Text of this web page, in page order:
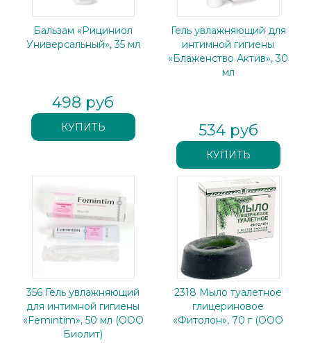
Бальзам «Рициниол
Универсальный», 35 мл
498 руб
Гель увлажняющий для
интимной гигиены
«Блаженство Актив», 30
мл
534 руб
356 Гель увлажняющий
для интимной гигиены
«Femintim», 50 мл (ООО
Биолит)
2318 Мыло туалетное
глицериновое
«Фитолон», 70 г (ООО